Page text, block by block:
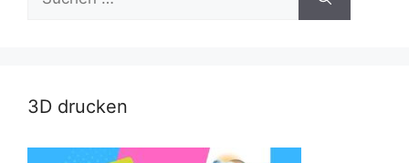
nach:
3D drucken